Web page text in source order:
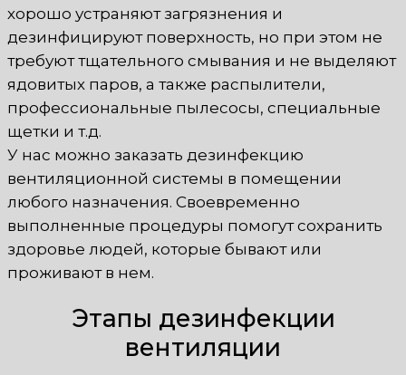
хорошо устраняют загрязнения и
дезинфицируют поверхность, но при этом не
требуют тщательного смывания и не выделяют
ядовитых паров, а также распылители,
профессиональные пылесосы, специальные
щетки и т.д.
У нас можно заказать дезинфекцию
вентиляционной системы в помещении
любого назначения. Своевременно
выполненные процедуры помогут сохранить
здоровье людей, которые бывают или
проживают в нем.
Этапы дезинфекции
вентиляции